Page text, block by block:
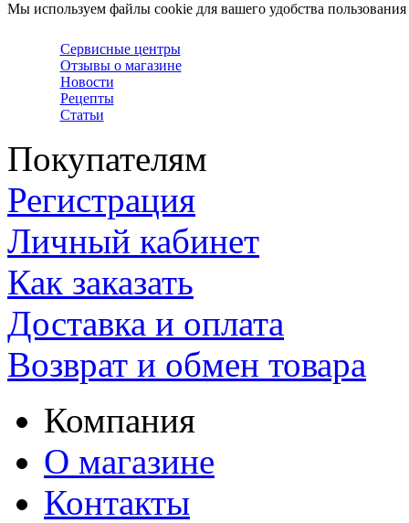
Мы используем файлы cookie для вашего удобства
Сервисные центры
Отзывы о магазине
Новости
Рецепты
Статьи
Покупателям
Регистрация
Личный кабинет
Как заказать
Доставка и оплата
Возврат и обмен товара
Компания
О магазине
Контакты